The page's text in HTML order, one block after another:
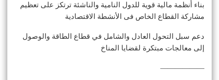
بناء أنظمة مالية قوية للدول النامية والناشئة ترتكز على تعظيم
مشاركة القطاع الخاص فى الأنشطة الاقتصادية
دعم سبل التحول العادل والشامل في قطاع الطاقة والوصول
إلى معالجات مبتكرة لقضايا المناخ
——————